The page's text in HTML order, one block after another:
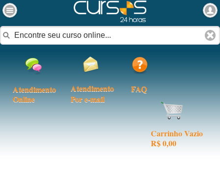
Atendimento
Online
Atendimento
Por e-mail
FAQ
Carrinho Vazio
R$ 0,00